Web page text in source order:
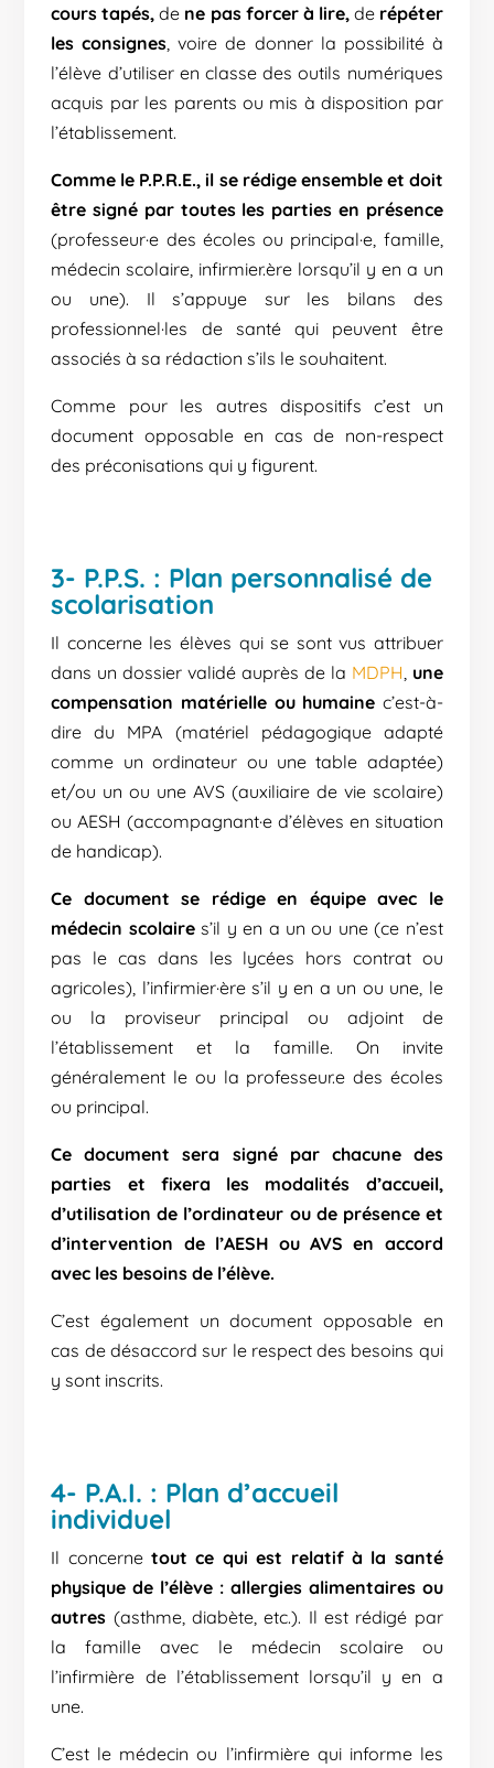
cours tapés,de ne pas forcer à lire, de répéter
les consignes , voire de donner la possibilité à
l’élève d’utiliser en classe des outils numériques
acquis par les parents ou mis à disposition par
l’établissement.
Comme le P.P.R.E., il se rédige ensemble et doit
être signé par toutes les parties en présence
(professeur·e des écoles ou principal·e, famille,
médecin scolaire, infirmier.ère lorsqu’il y en a un
ou une). Il s’appuye sur les bilans des
professionnel·les de santé qui peuvent être
associés à sa rédaction s’ils le souhaitent.
Comme pour les autres dispositifs c’est un
document opposable en cas de non-respect
des préconisations qui y figurent.
3- P.P.S. : Plan personnalisé de
scolarisation
Il concerne les élèves qui se sont vus attribuer
dans un dossier validé auprès de la MDPH une
compensation matérielle ou humaine c’est-à-
dire du MPA (matériel pédagogique adapté
comme un ordinateur ou une table adaptée)
et/ou un ou une AVS (auxiliaire de vie scolaire)
ou AESH (accompagnant·e d’élèves en situation
de handicap).
Ce document se rédige en équipe avec le
médecin scolaires’il y en a un ou une (ce n’est
pas le cas dans les lycées hors contrat ou
agricoles), l’infirmier·ère s’il y en a un ou une, le
ou la proviseur principal ou adjoint de
l’établissement et la famille. On invite
généralement le ou la professeur.e des écoles
ou principal.
Ce document sera signé par chacune des
parties et fixera les modalités d’accueil,
d’utilisation de l’ordinateur ou de présence et
d’intervention de l’AESH ou AVS en accord
avec les besoins de l’élève.
C’est également un document opposable en
cas de désaccord sur le respect des besoins qui
y sont inscrits.
4- P.A.I. : Plan d’accueil
individuel
Il concernetout ce qui est relatif à la santé
physique de l’élève : allergies alimentaires ou
autres (asthme, diabète, etc.). Il est rédigé par
la famille avec le médecin scolaire ou
l’infirmière de l’établissement lorsqu’il y en a
une.
C’est le médecin ou l’infirmière qui informe les